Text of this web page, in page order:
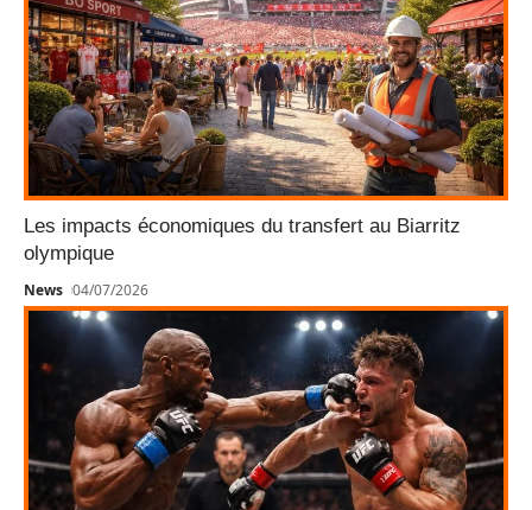
Les impacts économiques du transfert au Biarritz
olympique
News 04/07/2026